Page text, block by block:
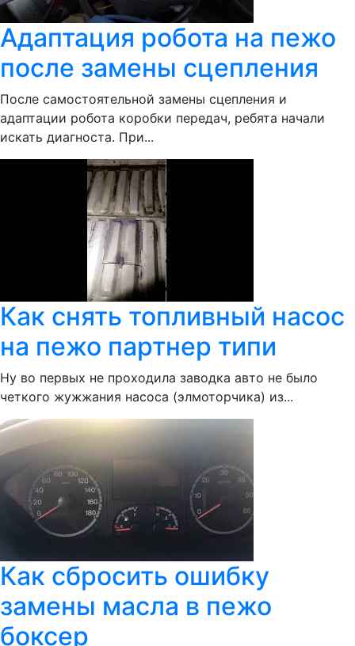
Адаптация робота на пежо
после замены сцепления
После самостоятельной замены сцепления и
адаптации робота коробки передач, ребята начали
искать диагноста. При...
Как снять топливный насос
на пежо партнер типи
Ну во первых не проходила заводка авто не было
четкого жужжания насоса (элмоторчика) из...
Как сбросить ошибку
замены масла в пежо
боксер